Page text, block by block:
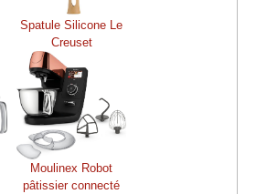
Spatule Silicone Le
Creuset
Moulinex Robot
pâtissier connecté